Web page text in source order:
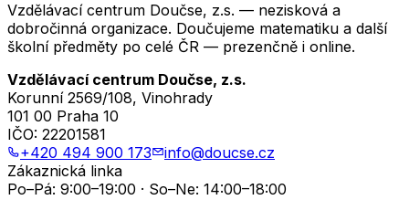
Vzdělávací centrum Doučse, z.s. — nezisková a
dobročinná organizace. Doučujeme matematiku a další
školní předměty po celé ČR — prezenčně i online.
Vzdělávací centrum Doučse, z.s.
Korunní 2569/108, Vinohrady
101 00 Praha 10
IČO: 22201581
+420 494 900 173
info@doucse.cz
Zákaznická linka
Po–Pá: 9:00–19:00 · So–Ne: 14:00–18:00